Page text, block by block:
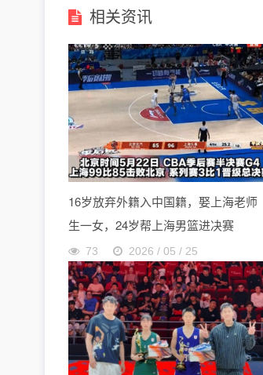
相关资讯
16岁放弃外籍入中国籍，娶上海老师
生一女，24岁帮上海男篮进决赛
73 2026 / 05 / 25